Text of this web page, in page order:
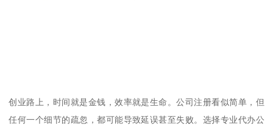
创业路上，时间就是金钱，效率就是生命。公司注册看似简单，但
任何一个细节的疏忽，都可能导致延误甚至失败。选择专业代办公